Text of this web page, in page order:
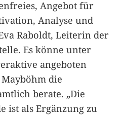
Angebot für
Analyse und
Raboldt, Leiterin der
Es könne unter
angeboten
die
berate. „Die
ist als Ergänzung zu